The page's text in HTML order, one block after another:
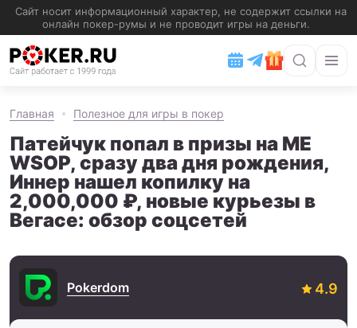
Главная Полезное для игры в покер
Патейчук попал в призы на ME
WSOP, сразу два дня рождения,
Иннер нашел копилку на
2,000,000 ₽, новые курьезы в
Вегасе: обзор соцсетей
Pokerdom